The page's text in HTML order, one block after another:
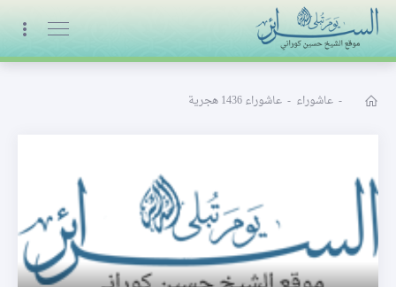
البث المباشر
- عاشوراء - عاشوراء 1436 هجرية